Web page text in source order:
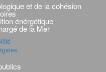
et de la cohésion
énérgétique
de la Mer